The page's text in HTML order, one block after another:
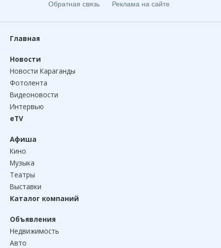
Обратная связь Реклама на сайте
Главная
Новости
Новости Караганды
Фотолента
Видеоновости
Интервью
eTV
Афиша
Кино
Музыка
Театры
Выставки
Каталог компаний
Объявления
Недвижимость
Авто